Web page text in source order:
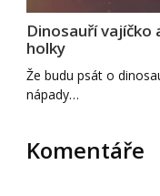
Dinosauří vajíčko
holky
Že budu psát o
nápady…
Komentáře